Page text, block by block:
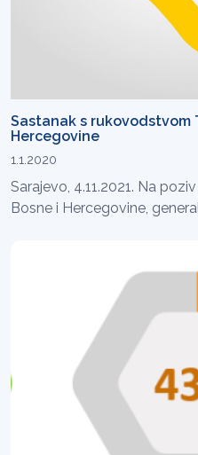
Sastanak s rukovodstvom
Hercegovine
1.1.2020
Sarajevo, 4.11.2021. Na
Bosne i Hercegovine,